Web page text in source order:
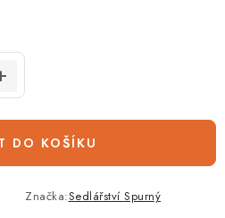
DO KOŠÍKU
Značka:Sedlářství Spurný